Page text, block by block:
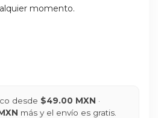
momento.
desde $49.00 MXN ·
más y el envío es gratis.